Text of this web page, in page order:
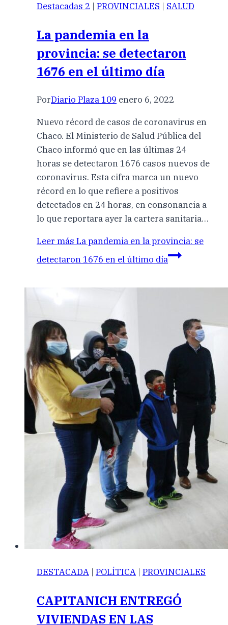
Destacadas 2 | PROVINCIALES | SALUD
La pandemia en la
provincia: se detectaron
1676 en el último día
PorDiario Plaza 109 enero 6, 2022
Nuevo récord de casos de coronavirus en
Chaco. El Ministerio de Salud Pública del
Chaco informó que en las últimas 24
horas se detectaron 1676 casos nuevos de
coronavirus. Esta cifra marca un nuevo
récord en lo que refiere a positivos
detectados en 24 horas, en consonancia a
lo que reportara ayer la cartera sanitaria…
Leer más La pandemia en la provincia: se
detectaron 1676 en el último día
DESTACADA | POLÍTICA | PROVINCIALES
CAPITANICH ENTREGÓ
VIVIENDAS EN LAS